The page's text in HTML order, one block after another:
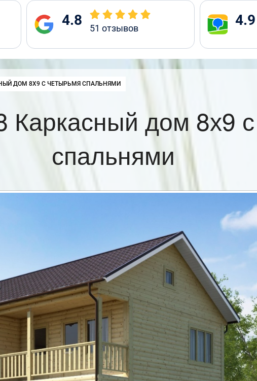
4.8 51 отзывов 4.9
ДОМ 8Х9 С ЧЕТЫРЬМЯ СПАЛЬНЯМИ
дом 8х9
спальнями